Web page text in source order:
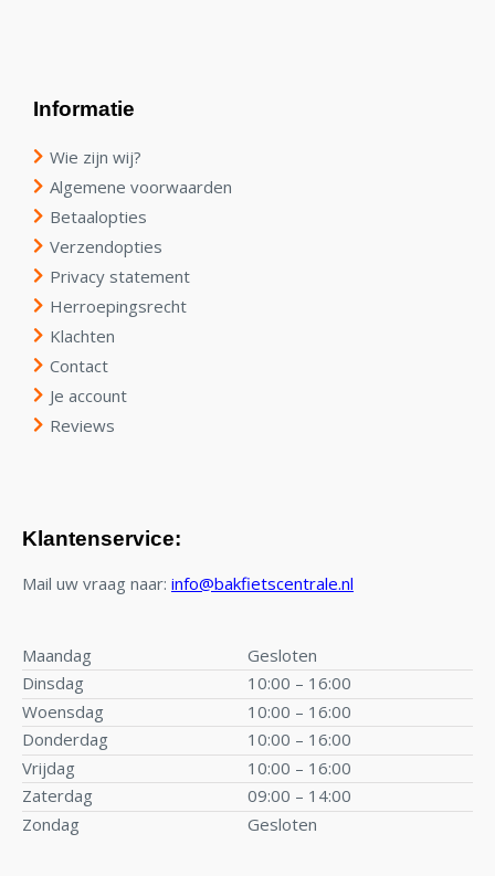
Informatie
Wie zijn wij?
Algemene voorwaarden
Betaalopties
Verzendopties
Privacy statement
Herroepingsrecht
Klachten
Contact
Je account
Reviews
Klantenservice:
Mail uw vraag naar: info@bakfietscentrale.nl
Maandag
Gesloten
Dinsdag
10:00 – 16:00
Woensdag
10:00 – 16:00
Donderdag
10:00 – 16:00
Vrijdag
10:00 – 16:00
Zaterdag
09:00 – 14:00
Zondag
Gesloten